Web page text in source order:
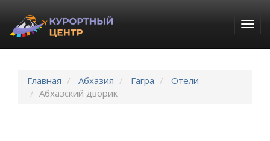
Главная Абхазия Гагра
Отели
Абхазский дворик